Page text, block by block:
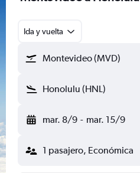
Ida y vuelta
Montevideo (MVD)
Honolulu (HNL)
mar. 8/9 - mar. 15/9
1 pasajero, Económica